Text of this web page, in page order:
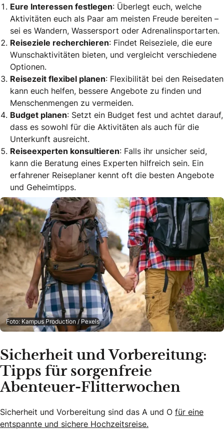
Eure Interessen festlegen: Überlegt euch, welche
Aktivitäten euch als Paar am meisten Freude bereiten –
sei es Wandern, Wassersport oder Adrenalinsportarten.
Reiseziele recherchieren: Findet Reiseziele, die eure
Wunschaktivitäten bieten, und vergleicht verschiedene
Optionen.
Reisezeit flexibel planen: Flexibilität bei den Reisedaten
kann euch helfen, bessere Angebote zu finden und
Menschenmengen zu vermeiden.
Budget planen: Setzt ein Budget fest und achtet darauf,
dass es sowohl für die Aktivitäten als auch für die
Unterkunft ausreicht.
Reiseexperten konsultieren: Falls ihr unsicher seid,
kann die Beratung eines Experten hilfreich sein. Ein
erfahrener Reiseplaner kennt oft die besten Angebote
und Geheimtipps.
Foto: Kampus Production / Pexels
Sicherheit und Vorbereitung:
Tipps für sorgenfreie
Abenteuer-Flitterwochen
Sicherheit und Vorbereitung sind das A und O für eine
entspannte und sichere Hochzeitsreise.